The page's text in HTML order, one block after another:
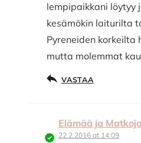
lempipaikkani löytyy
kesämökin laiturilta
Pyreneiden korkeilta
mutta molemmat
VASTAA
Elämää ja Matkoja
22.2.2016 at 14:09